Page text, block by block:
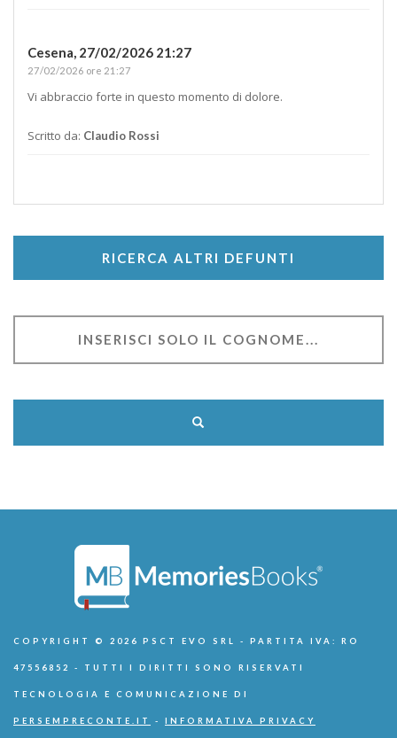
Cesena, 27/02/2026 21:27
27/02/2026 ore 21:27
Vi abbraccio forte in questo momento di dolore.
Scritto da: Claudio Rossi
RICERCA ALTRI DEFUNTI
COPYRIGHT © 2026 PSCT EVO SRL - PARTITA IVA: RO
47556852 - TUTTI I DIRITTI SONO RISERVATI
TECNOLOGIA E COMUNICAZIONE DI
PERSEMPRECONTE.IT - INFORMATIVA PRIVACY